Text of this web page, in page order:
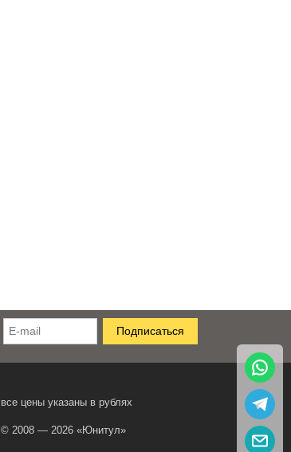
все цены указаны в рублях
© 2008 — 2026 «Юнитул»